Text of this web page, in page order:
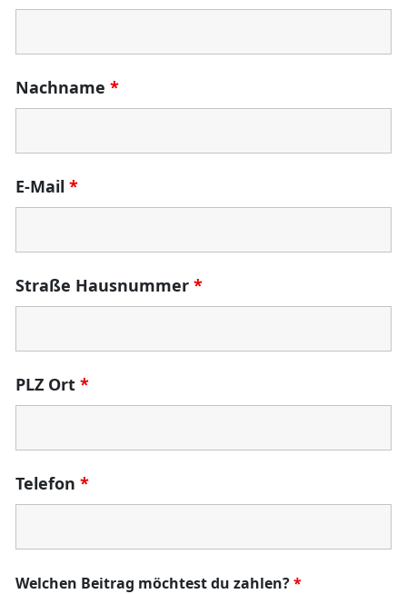
Nachname *
E-Mail *
Straße Hausnummer *
PLZ Ort *
Telefon *
Welchen Beitrag möchtest du zahlen?*